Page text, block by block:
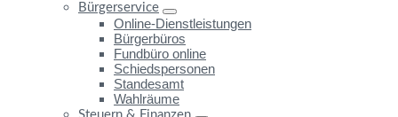
Bürgerservice
Online-Dienstleistungen
Bürgerbüros
Fundbüro online
Schiedspersonen
Standesamt
Wahlräume